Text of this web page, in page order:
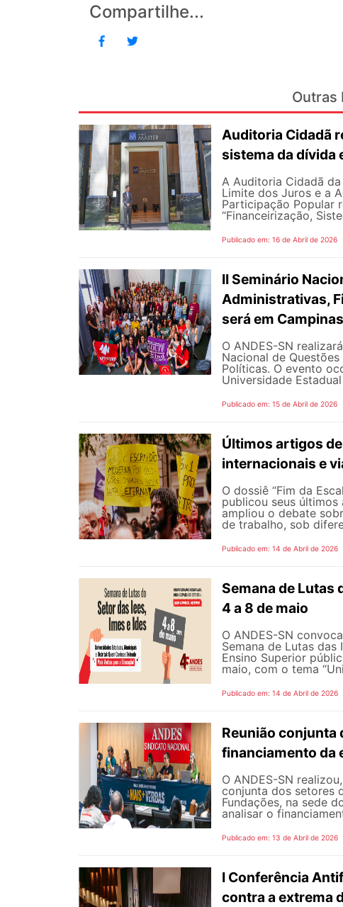
Compartilhe...
Outras
Auditoria Cidadã
sistema da dívida
A Auditoria Cidadã
Limite dos Juros e a
Participação Popular
“Financeirização,
Publicado em: 16 de Abril de 2026
II Seminário
Administrativas,
será em
O ANDES-SN
Nacional de
Políticas. O evento
Universidade
Publicado em: 15 de Abril de 2026
Últimos artigos
internacionais e
O dossiê “Fim da
publicou seus
ampliou o debate
de trabalho, sob
Publicado em: 14 de Abril de 2026
Semana de Lutas
4 a 8 de maio
O ANDES-SN
Semana de Lutas
Ensino Superior
maio, com o tema
Publicado em: 14 de Abril de 2026
Reunião conjunta
financiamento da
O ANDES-SN
conjunta dos setores
Fundações, na sede
analisar o
Publicado em: 13 de Abril de 2026
I Conferência
contra a extrema